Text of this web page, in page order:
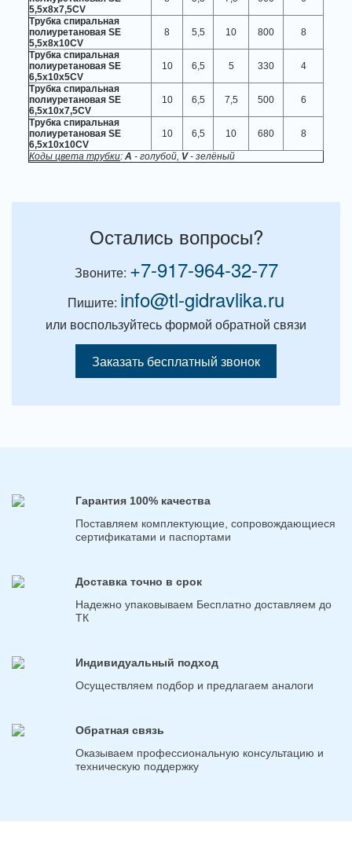
5,5х8х7,5СV
Трубка спиральная
полиуретановая SE
5,5х8х10СV
8 5,5 10 800 8
Трубка спиральная
полиуретановая SE
6,5х10х5СV
10 6,5 5 330 4
Трубка спиральная
полиуретановая SE
6,5х10х7,5СV
10 6,5 7,5 500 6
Трубка спиральная
полиуретановая SE
6,5х10х10СV
10 6,5 10 680 8
Коды цвета трубки: A - голубой, V- зелёный
Остались вопросы?
Звоните: +7-917-964-32-77
Пишите: info@tl-gidravlika.ru
или воспользуйтесь формой обратной связи
Заказать бесплатный звонок
Гарантия 100% качества
Поставляем комплектующие, сопровождающиеся
сертификатами и паспортами
Доставка точно в срок
Надежно упаковываем Бесплатно доставляем до
ТК
Индивидуальный подход
Осуществляем подбор и предлагаем аналоги
Обратная связь
Оказываем профессиональную консультацию и
техническую поддержку